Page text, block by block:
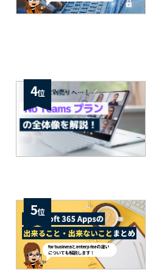
4位
5位